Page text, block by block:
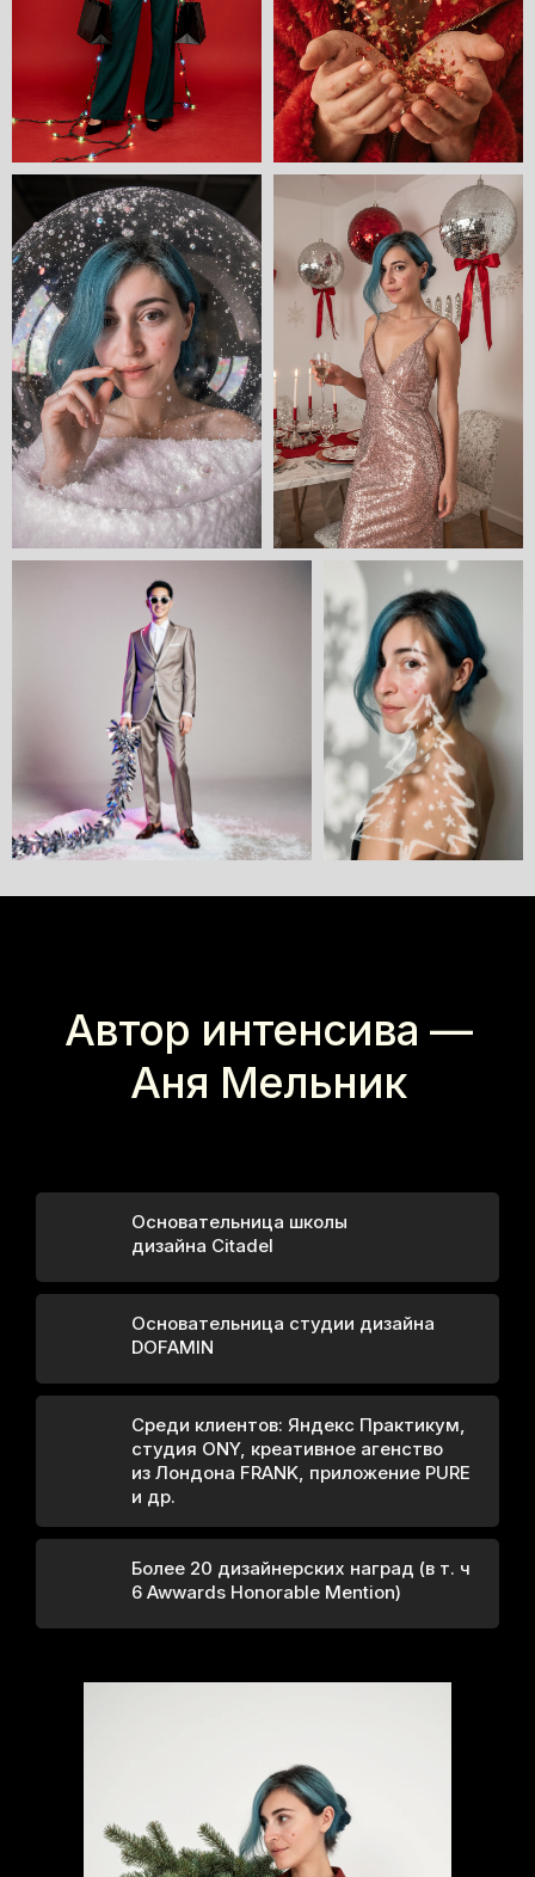
Автор интенсива —
Аня Мельник
Основательница школы
дизайна Citadel
Основательница студии дизайна
DOFAMIN
Среди клиентов: Яндекс Практикум,
студия ONY, креативное агенство
из Лондона FRANK, приложение PURE
и др.
Более 20 дизайнерских наград (в т. ч
6 Awwards Honorable Mention)
вебинар и забрать
подарок
+7
Нажимая на кнопку, я соглашаюсь наобработку
персональных данных
Зарегистрироваться